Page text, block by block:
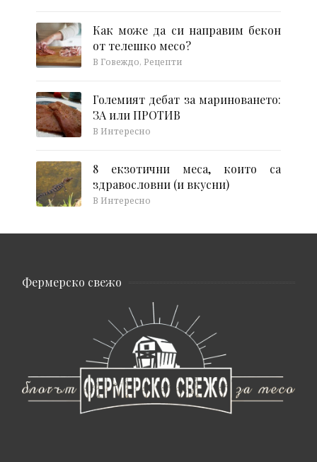
Как може да си направим бекон
от телешко месо?
В Говеждо, Рецепти
Големият дебат за мариноването:
ЗА или ПРОТИВ
В Интересно
8 екзотични меса, които са
здравословни (и вкусни)
В Интересно
Фермерско свежо